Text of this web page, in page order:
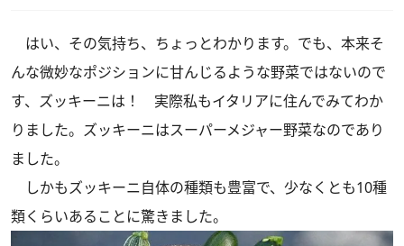
はい、その気持ち、ちょっとわかります。でも、本来そ
んな微妙なポジションに甘んじるような野菜ではないので
す、ズッキーニは！ 実際私もイタリアに住んでみてわか
りました。ズッキーニはスーパーメジャー野菜なのであり
ました。
しかもズッキーニ自体の種類も豊富で、少なくとも10種
類くらいあることに驚きました。